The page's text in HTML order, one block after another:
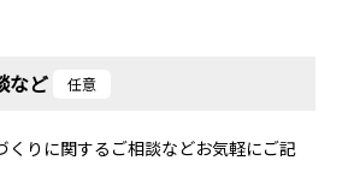
など 任意
くりに関するご相談などお気軽にご記